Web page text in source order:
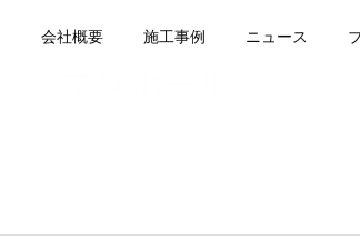
会社概要 施工事例 ニュース